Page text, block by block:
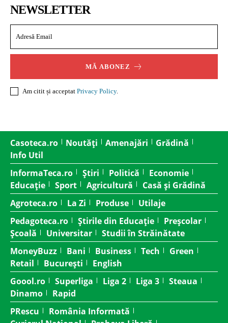
NEWSLETTER
MĂ ABONEZ
Am citit și acceptat Privacy Policy.
Casoteca.ro Noutăți Amenajări
Grădină
Info Util
InformaTeca.ro
Știri Politică
Economie
Educație
Sport Agricultură
Casă și Grădină
Agroteca.ro
La Zi Produse
Utilaje
Pedagoteca.ro
Știrile din Educație
Preșcolar
Școală
Universitar
Studii în Străinătate
MoneyBuzz
Bani Business Tech
Green
Retail
București
English
Goool.ro
Superliga Liga 2 Liga 3
Steaua
Dinamo
Rapid
PRescu
România Informată